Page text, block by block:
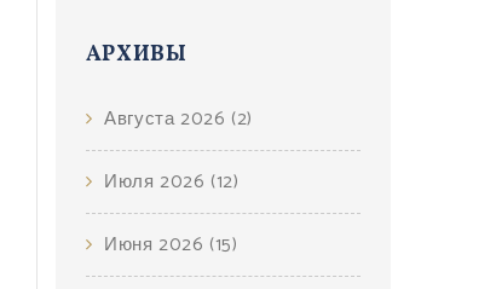
АРХИВЫ
Августа 2026 (2)
Июля 2026 (12)
Июня 2026 (15)